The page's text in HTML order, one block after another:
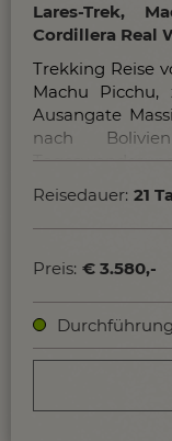
Lares-Trek,
Cordillera Real
Trekking Reise
Machu
Ausangate
nach
Titicaca See
Reisedauer: 21
Preis: € 3.580,-